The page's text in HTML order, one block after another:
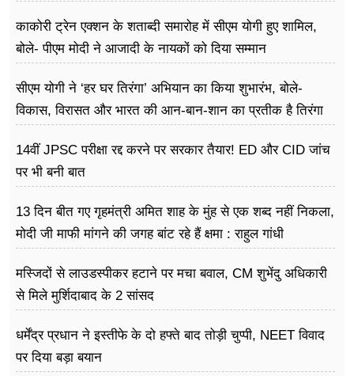
काकोरी ट्रेन एक्शन के शताब्दी समारोह में सीएम योगी हुए शामिल,
बोले- पीएम मोदी ने आजादी के नायकों को दिया सम्मान
सीएम योगी ने ‘हर घर तिरंगा’ अभियान का किया शुभारंभ, बोले-
विकास, विरासत और भारत की आन-बान-शान का प्रतीक है तिरंगा
14वीं JPSC परीक्षा रद्द करने पर सरकार तैयार! ED और CID जांच
पर भी बनी बात
13 दिन बीत गए गृहमंत्री अमित शाह के मुंह से एक शब्द नहीं निकला,
मोदी जी माफी मांगने की जगह बांट रहे हैं क्षमा : राहुल गांधी
मस्जिदों से लाउडस्पीकर हटाने पर मचा बवाल, CM शुभेंदु अधिकारी
से मिले मुर्शिदाबाद के 2 सांसद
धर्मेंद्र प्रधान ने इस्तीफे के दो हफ्ते बाद तोड़ी चुप्पी, NEET विवाद
पर दिया बड़ा बयान